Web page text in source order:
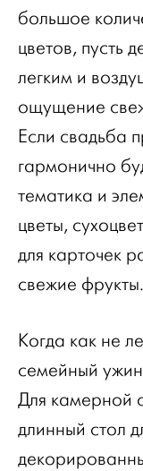
большое
цветов, пусть
легким и
ощущение
Если свадьба
гармонично
тематика и
цветы,
для карточек
свежие фрукты.
Когда как не
семейный
Для камерной
длинный стол